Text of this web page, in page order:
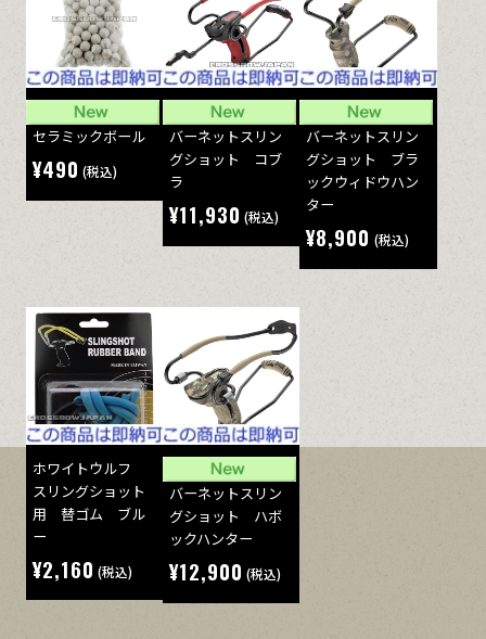
セラミックボール
¥490 (税込)
バーネットスリン
グショット コブ
ラ
¥11,930 (税込)
バーネットスリン
グショット ブラ
ックウィドウハン
ター
¥8,900 (税込)
ホワイトウルフ
スリングショット
用 替ゴム ブル
ー
¥2,160 (税込)
バーネットスリン
グショット ハボ
ックハンター
¥12,900 (税込)